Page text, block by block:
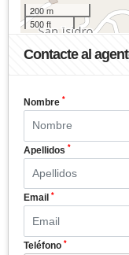
200 m
500 ft
Contacte al
Nombre *
Apellidos *
Email *
Teléfono *